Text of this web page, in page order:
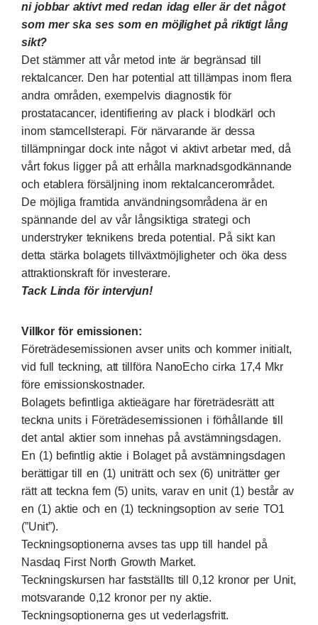
ni jobbar aktivt med redan idag eller är det något
som mer ska ses som en möjlighet på riktigt lång
sikt?
Det stämmer att vår metod inte är begränsad till
rektalcancer. Den har potential att tillämpas inom flera
andra områden, exempelvis diagnostik för
prostatacancer, identifiering av plack i blodkärl och
inom stamcellsterapi. För närvarande är dessa
tillämpningar dock inte något vi aktivt arbetar med, då
vårt fokus ligger på att erhålla marknadsgodkännande
och etablera försäljning inom rektalcancerområdet.
De möjliga framtida användningsområdena är en
spännande del av vår långsiktiga strategi och
understryker teknikens breda potential. På sikt kan
detta stärka bolagets tillväxtmöjligheter och öka dess
attraktionskraft för investerare.
Tack Linda för intervjun!
Villkor för emissionen:
Företrädesemissionen avser units och kommer initialt,
vid full teckning, att tillföra NanoEcho cirka 17,4 Mkr
före emissionskostnader.
Bolagets befintliga aktieägare har företrädesrätt att
teckna units i Företrädesemissionen i förhållande till
det antal aktier som innehas på avstämningsdagen.
En (1) befintlig aktie i Bolaget på avstämningsdagen
berättigar till en (1) uniträtt och sex (6) uniträtter ger
rätt att teckna fem (5) units, varav en unit (1) består av
en (1) aktie och en (1) teckningsoption av serie TO1
(”Unit”).
Teckningsoptionerna avses tas upp till handel på
Nasdaq First North Growth Market.
Teckningskursen har fastställts till 0,12 kronor per Unit,
motsvarande 0,12 kronor per ny aktie.
Teckningsoptionerna ges ut vederlagsfritt.